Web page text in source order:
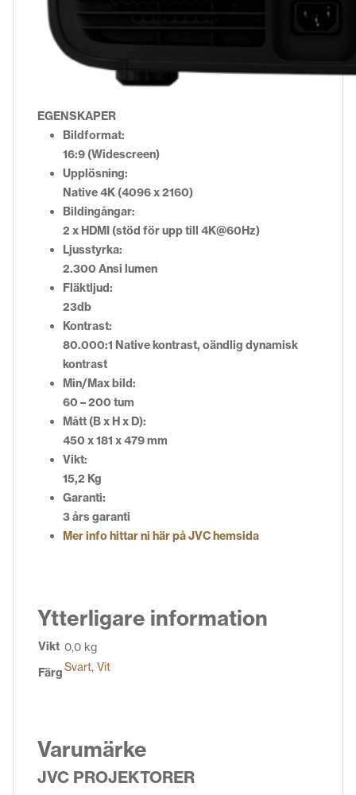
EGENSKAPER
Bildformat:
16:9 (Widescreen)
Upplösning:
Native 4K (4096 x 2160)
Bildingångar:
2 x HDMI (stöd för upp till 4K@60Hz)
Ljusstyrka:
2.300 Ansi lumen
Fläktljud:
23db
Kontrast:
80.000:1 Native kontrast, oändlig dynamisk
kontrast
Min/Max bild:
60 – 200 tum
Mått (B x H x D):
450 x 181 x 479 mm
Vikt:
15,2 Kg
Garanti:
3 års garanti
Mer info hittar ni här på JVC hemsida
Ytterligare information
Vikt 0,0 kg
FärgSvart, Vit
Varumärke
JVC PROJEKTORER